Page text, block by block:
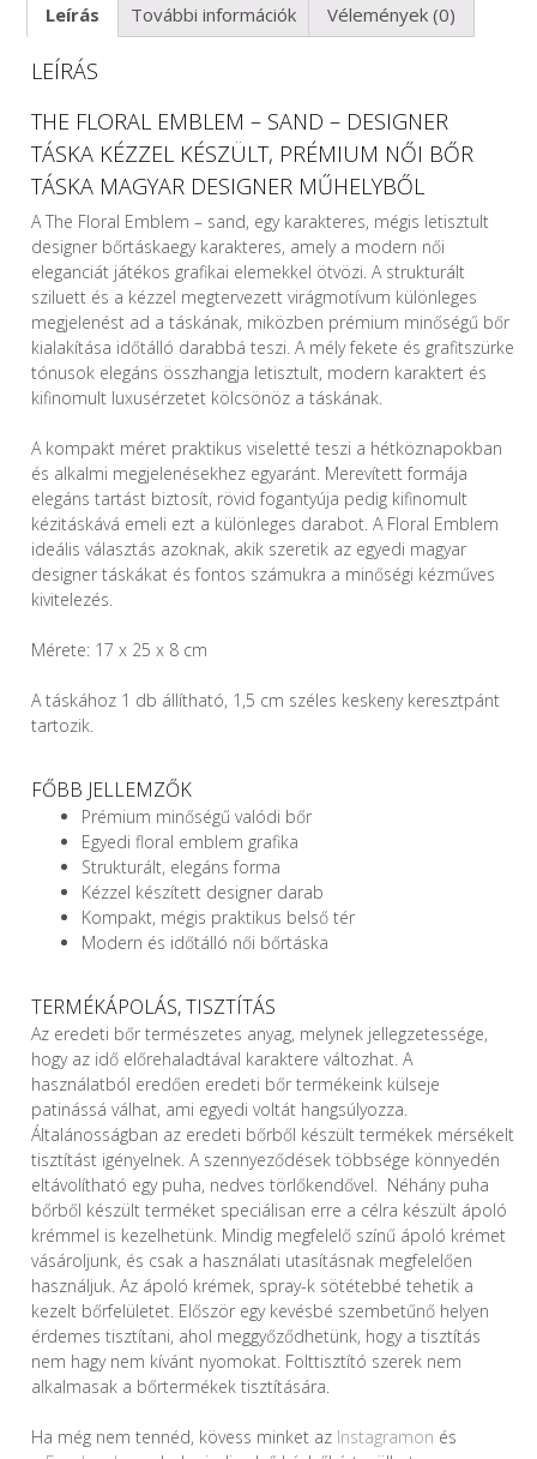
Leírás További információk Vélemények (0)
LEÍRÁS
THE FLORAL EMBLEM – SAND – DESIGNER
TÁSKA KÉZZEL KÉSZÜLT, PRÉMIUM NŐI BŐR
TÁSKA MAGYAR DESIGNER MŰHELYBŐL
A The Floral Emblem – sand, egy karakteres, mégis letisztult
designer bőrtáskaegy karakteres, amely a modern női
eleganciát játékos grafikai elemekkel ötvözi. A strukturált
sziluett és a kézzel megtervezett virágmotívum különleges
megjelenést ad a táskának, miközben prémium minőségű bőr
kialakítása időtálló darabbá teszi. A mély fekete és grafitszürke
tónusok elegáns összhangja letisztult, modern karaktert és
kifinomult luxusérzetet kölcsönöz a táskának.
A kompakt méret praktikus viseletté teszi a hétköznapokban
és alkalmi megjelenésekhez egyaránt. Merevített formája
elegáns tartást biztosít, rövid fogantyúja pedig kifinomult
kézitáskává emeli ezt a különleges darabot. A Floral Emblem
ideális választás azoknak, akik szeretik az egyedi magyar
designer táskákat és fontos számukra a minőségi kézműves
kivitelezés.
Mérete: 17 x 25 x 8 cm
A táskához 1 db állítható, 1,5 cm széles keskeny keresztpánt
tartozik.
FŐBB JELLEMZŐK
Prémium minőségű valódi bőr
Egyedi floral emblem grafika
Strukturált, elegáns forma
Kézzel készített designer darab
Kompakt, mégis praktikus belső tér
Modern és időtálló női bőrtáska
TERMÉKÁPOLÁS, TISZTÍTÁS
Az eredeti bőr természetes anyag, melynek jellegzetessége,
hogy az idő előrehaladtával karaktere változhat. A
használatból eredően eredeti bőr termékeink külseje
patinássá válhat, ami egyedi voltát hangsúlyozza.
Általánosságban az eredeti bőrből készült termékek mérsékelt
tisztítást igényelnek. A szennyeződések többsége könnyedén
eltávolítható egy puha, nedves törlőkendővel. Néhány puha
bőrből készült terméket speciálisan erre a célra készült ápoló
krémmel is kezelhetünk. Mindig megfelelő színű ápoló krémet
vásároljunk, és csak a használati utasításnak megfelelően
használjuk. Az ápoló krémek, spray-k sötétebbé tehetik a
kezelt bőrfelületet. Először egy kevésbé szembetűnő helyen
érdemes tisztítani, ahol meggyőződhetünk, hogy a tisztítás
nem hagy nem kívánt nyomokat. Folttisztító szerek nem
alkalmasak a bőrtermékek tisztítására.
Ha még nem tennéd, kövess minket az Instagramon és